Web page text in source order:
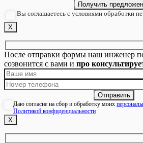
Вы соглашаетесь с условиями обработки
Х
После отправки формы наш инженер
созвонится с вами и про
Даю согласие на сбор и обработку моих
Политикой конфиденциальности
Х